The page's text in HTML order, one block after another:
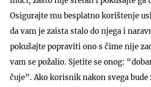
Osigurajte mu besplatno korištenje
da vam je zaista stalo do njega i
pokušajte popraviti ono s čime nije
vam se požalio. Sjetite se onog:
čuje”. Ako korisnik nakon svega bude